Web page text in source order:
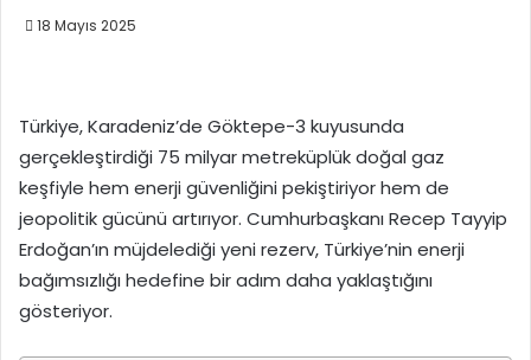
18 Mayıs 2025
Türkiye, Karadeniz’de Göktepe-3 kuyusunda
gerçekleştirdiği 75 milyar metreküplük doğal gaz
keşfiyle hem enerji güvenliğini pekiştiriyor hem de
jeopolitik gücünü artırıyor. Cumhurbaşkanı Recep Tayyip
Erdoğan’ın müjdelediği yeni rezerv, Türkiye’nin enerji
bağımsızlığı hedefine bir adım daha yaklaştığını
gösteriyor.